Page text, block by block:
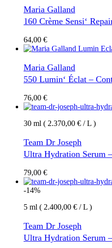
Maria Galland
160 Crème Sensi‘
64,00 €
Maria Galland
550 Lumin‘ Éclat –
76,00 €
30 ml ( 2.370,00 € / L )
Team Dr Joseph
Ultra Hydration Serum
79,00 €
-14%
5 ml ( 2.400,00 € / L )
Team Dr Joseph
Ultra Hydration Serum